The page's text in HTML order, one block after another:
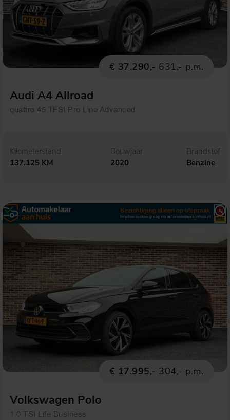
€ 37.290,- 631,- p.m.
Audi A4 Allroad
quattro 45 TFSI Pro Line Advanced
Kilometerstand
137.125 KM
Bouwjaar
2020
Brandstof
Benzine
€ 17.995,- 304,- p.m.
Volkswagen Polo
1.0 TSI Life Business